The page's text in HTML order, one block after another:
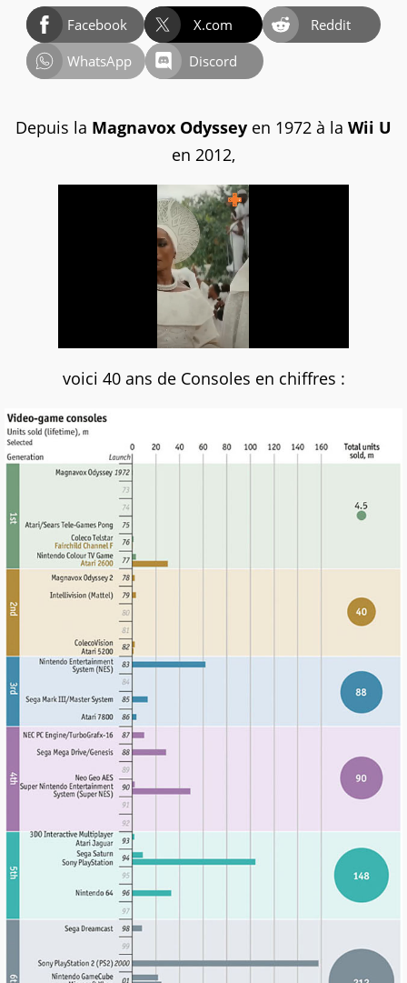
Facebook X.com
Reddit
WhatsApp
Discord
Depuis la Magnavox Odyssey en 1972 à la Wii U
en 2012,
voici 40 ans de Consoles en chiffres :